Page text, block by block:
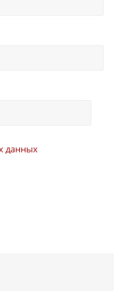
данных